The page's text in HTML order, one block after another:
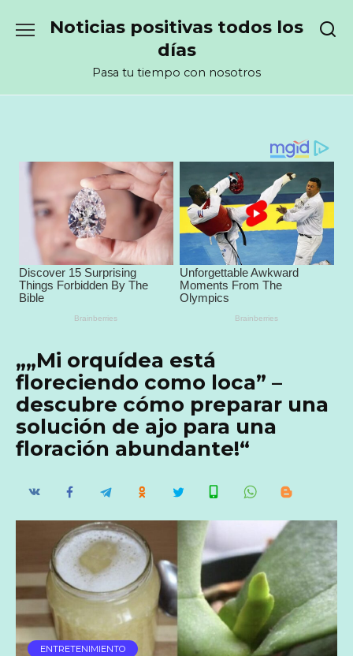
Noticias positivas todos los
días
Pasa tu tiempo con nosotros
„„Mi orquídea está
floreciendo como loca” –
descubre cómo preparar una
solución de ajo para una
floración abundante!“
ENTRETENIMIENTO